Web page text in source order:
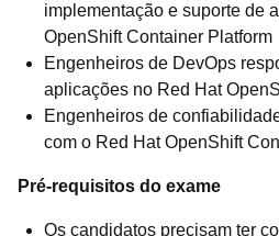
implementação e suporte de
OpenShift Container Platform
Engenheiros de DevOps
aplicações no Red Hat
Engenheiros de
com o Red Hat OpenShift
Pré-requisitos do exame
Os candidatos precisam ter